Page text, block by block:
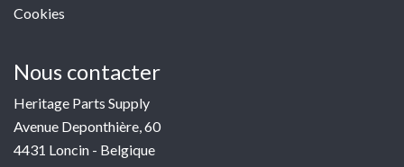
Cookies
Nous contacter
Heritage Parts Supply
Avenue Deponthière, 60
4431 Loncin - Belgique